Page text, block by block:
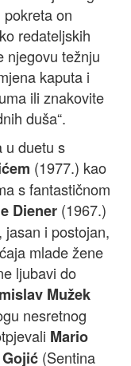
on
redateljskih
njegovu težnju
kaputa i
ili znakovite
duša“.
u duetu s
(1977.) kao
s fantastičnom
Diener (1967.)
jasan i postojan,
mlade žene
ljubavi do
Mužek
nesretnog
Mario
(Sentina